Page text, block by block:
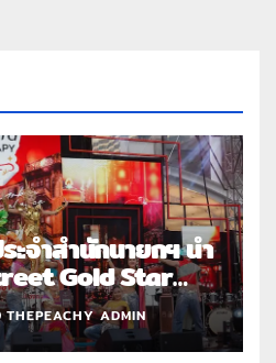
ะจำสำนักนายกฯ นำ
Gold Star
หวัดต้นแบบ
THEPEACHY ADMIN